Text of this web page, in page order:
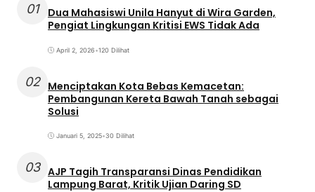
01
Dua Mahasiswi Unila Hanyut di Wira Garden,
Pengiat Lingkungan Kritisi EWS Tidak Ada
April 2, 2026•120 Dilihat
02 Menciptakan Kota Bebas Kemacetan:
Pembangunan Kereta Bawah Tanah sebagai
Solusi
Januari 5, 2025•30 Dilihat
03 AJP Tagih Transparansi Dinas Pendidikan
Lampung Barat, Kritik Ujian Daring SD